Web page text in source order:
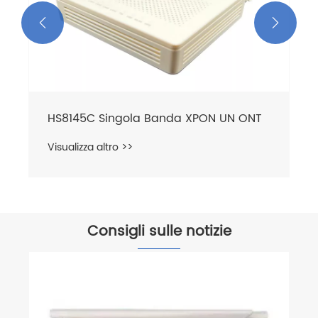
HS8145C Singola Banda XPON UN ONT
Visualizza altro >>
 
Consigli sulle notizie